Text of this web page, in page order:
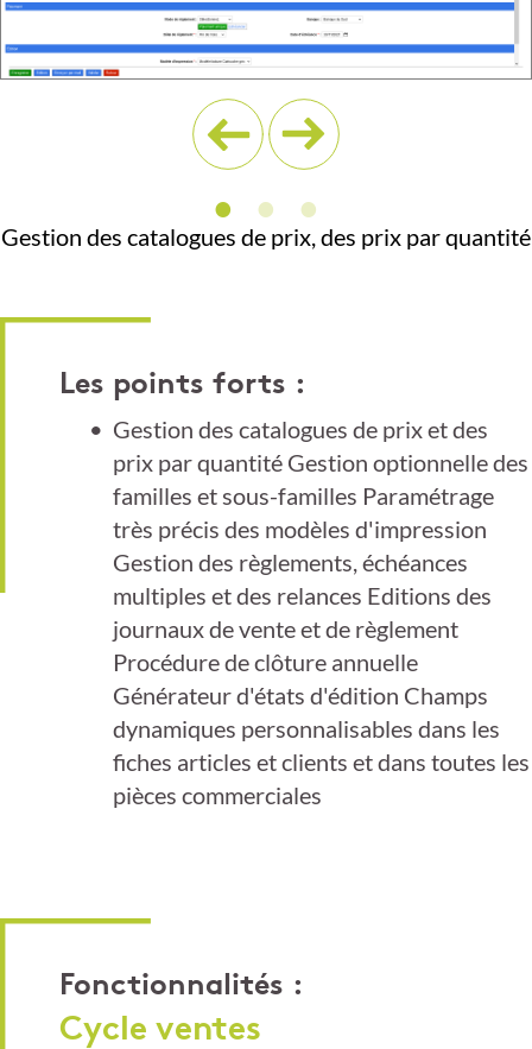
• • •
Gestion des catalogues de prix, des prix par quantité
Les points forts :
Gestion des catalogues de prix et des
prix par quantité Gestion optionnelle des
familles et sous-familles Paramétrage
très précis des modèles d'impression
Gestion des règlements, échéances
multiples et des relances Editions des
journaux de vente et de règlement
Procédure de clôture annuelle
Générateur d'états d'édition Champs
dynamiques personnalisables dans les
fiches articles et clients et dans toutes les
pièces commerciales
Fonctionnalités :
Cycle ventes